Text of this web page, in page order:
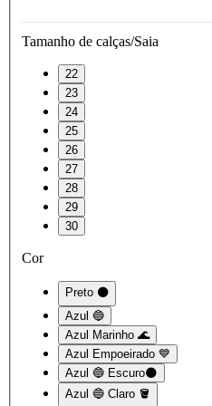
Tamanho de calças/Saia
22
23
24
25
26
27
28
29
30
Cor
Preto ⚫
Azul 🔵
Azul Marinho 🌊
Azul Empoeirado 💙
Azul 🔵 Escuro🌑
Azul 🔵 Claro 🪣